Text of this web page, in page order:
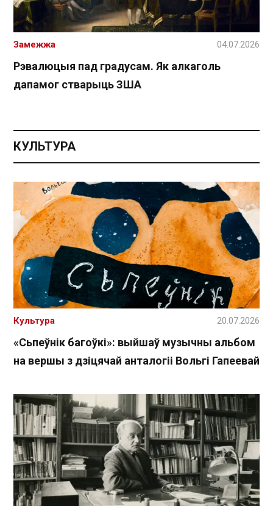
Рэвалюцыя пад градусам. Як алкаголь
дапамог стварыць ЗША
Замежжа 04.07.2026
КУЛЬТУРА
«Сьпеўнік багоўкі»: выйшаў музычны альбом
на вершы з дзіцячай анталогіі Вольгі Гапеевай
Культура 20.07.2026